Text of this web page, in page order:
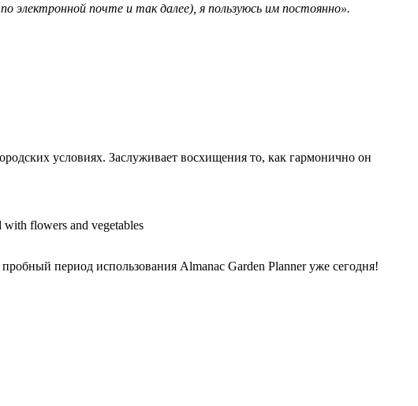
электронной почте и так далее), я пользуюсь им постоянно».
условиях. Заслуживает восхищения то, как гармонично он
период использования Almanac Garden Planner уже сегодня!